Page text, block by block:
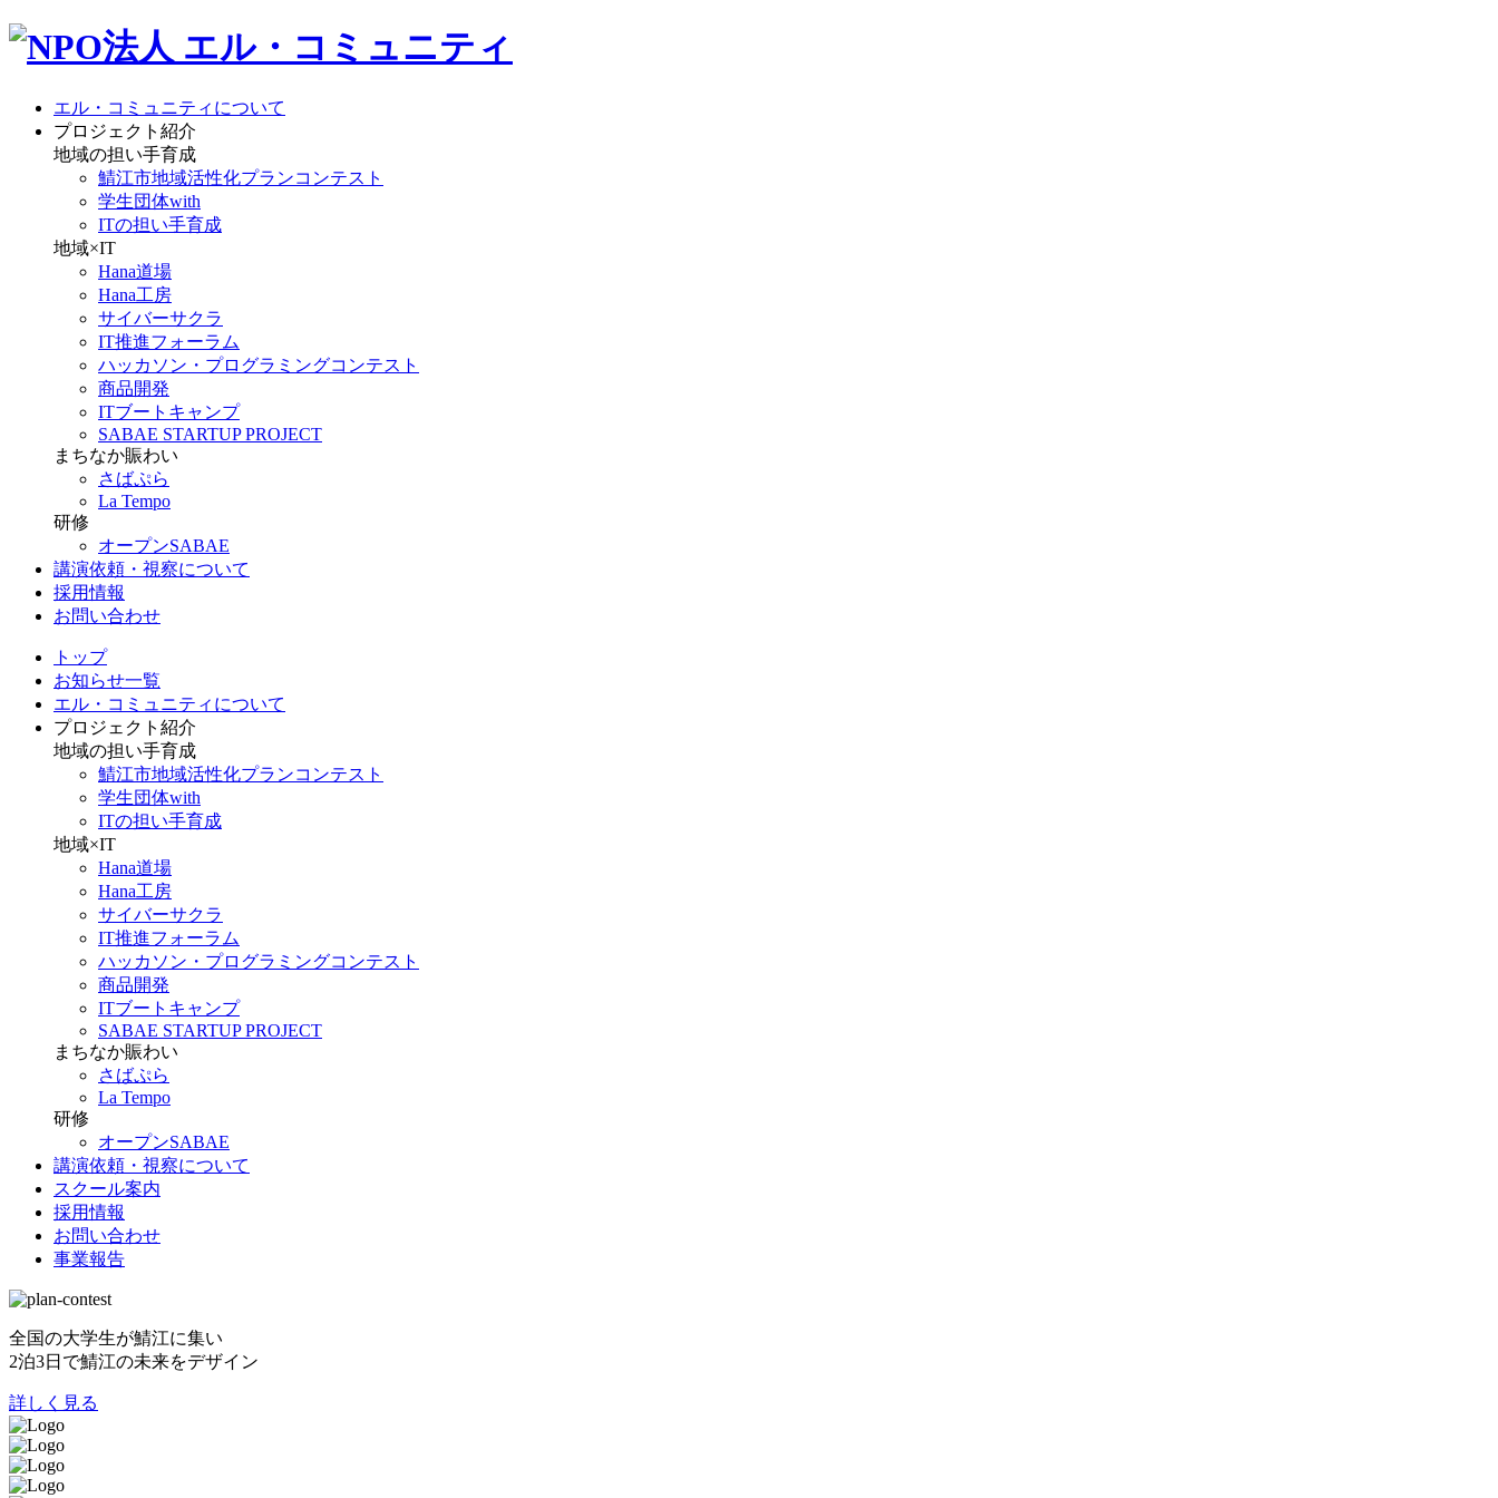
エル・コミュニティについて
プロジェクト紹介
地域の担い手育成
鯖江市地域活性化プランコンテスト
学生団体with
ITの担い手育成
地域×IT
Hana道場
Hana工房
サイバーサクラ
IT推進フォーラム
ハッカソン・プログラミングコンテスト
商品開発
ITブートキャンプ
SABAE STARTUP PROJECT
まちなか賑わい
さばぷら
La Tempo
研修
オープンSABAE
講演依頼・視察について
採用情報
お問い合わせ
トップ
お知らせ一覧
エル・コミュニティについて
プロジェクト紹介
地域の担い手育成
鯖江市地域活性化プランコンテスト
学生団体with
ITの担い手育成
地域×IT
Hana道場
Hana工房
サイバーサクラ
IT推進フォーラム
ハッカソン・プログラミングコンテスト
商品開発
ITブートキャンプ
SABAE STARTUP PROJECT
まちなか賑わい
さばぷら
La Tempo
研修
オープンSABAE
講演依頼・視察について
スクール案内
採用情報
お問い合わせ
事業報告
全国の大学生が鯖江に集い
2泊3日で鯖江の未来をデザイン
詳しく見る